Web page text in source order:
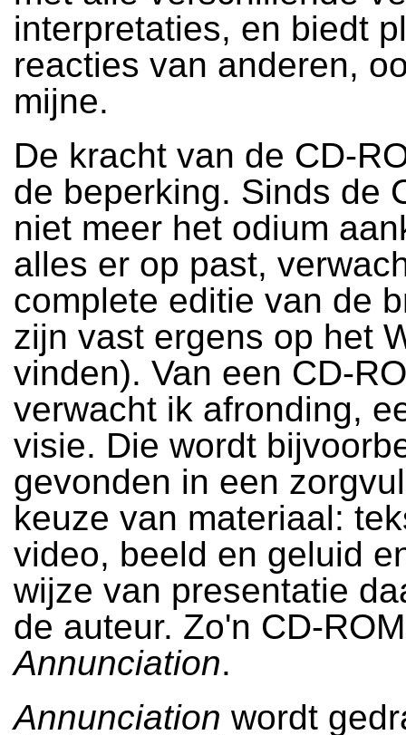
interpretaties, en biedt
reacties van anderen,
mijne.
De kracht van de CD-
de beperking. Sinds de
niet meer het odium
alles er op past,
complete editie van de
zijn vast ergens op het
vinden). Van een CD-
verwacht ik afronding,
visie. Die wordt
gevonden in een
keuze van materiaal:
video, beeld en geluid
wijze van presentatie
de auteur. Zo'n CD-
Annunciation.
Annunciation wordt